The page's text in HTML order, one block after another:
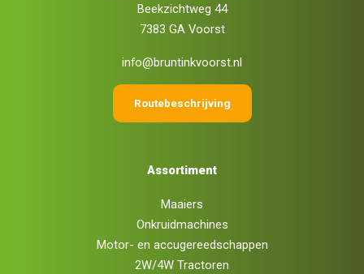
Beekzichtweg 44
7383 GA Voorst
info@bruntinkvoorst.nl
Routebeschrijving
Assortiment
Maaiers
Onkruidmachines
Motor- en accugereedschappen
2W/4W Tractoren